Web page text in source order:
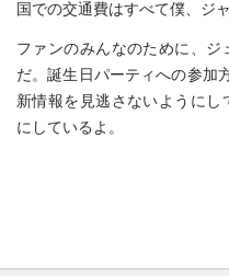
国での交通費はすべて僕、ジ
ファンのみんなのために、
だ。誕生日パーティへの参加
新情報を見逃さないように
にしているよ。